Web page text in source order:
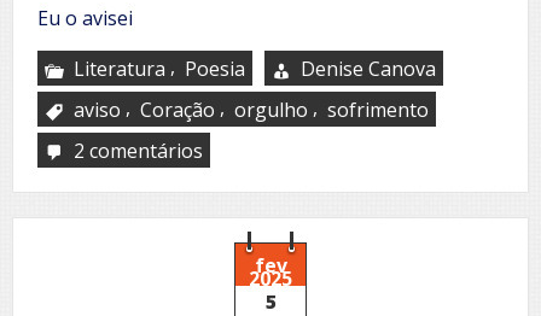
Eu o avisei
Literatura , Poesia
Denise Canova
aviso , Coração , orgulho , sofrimento
2 comentários
sei
o
que
deseja
fev
2025
5